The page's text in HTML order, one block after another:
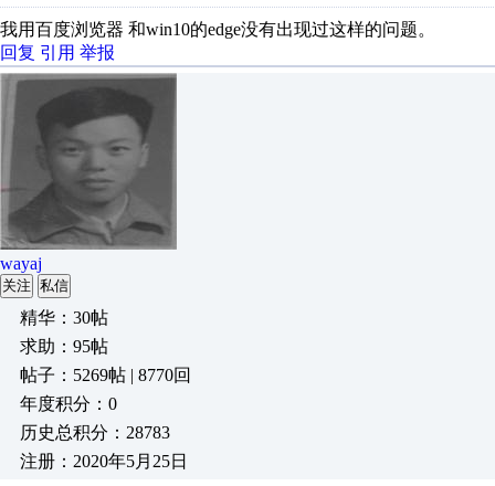
我用百度浏览器 和win10的edge没有出现过这样的问题。
回复 引用 举报
wayaj
关注 私信
精华：30帖
求助：95帖
帖子：5269帖 | 8770回
年度积分：0
历史总积分：28783
注册：2020年5月25日